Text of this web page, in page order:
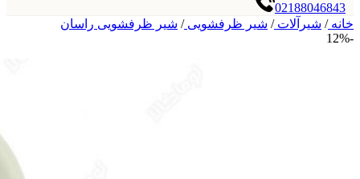
02188046843
خانه/ شیرآلات/ شیر ظرفشویی/ شیر ظرفشویی راسان
-12%